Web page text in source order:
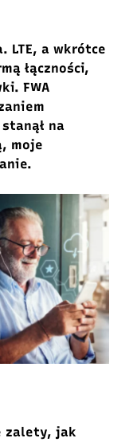
LTE, a wkrótce
łączności,
FWA
na
moje
zalety, jak